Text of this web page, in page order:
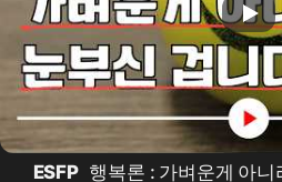
ESFP 행복론 : 가벼운게 아